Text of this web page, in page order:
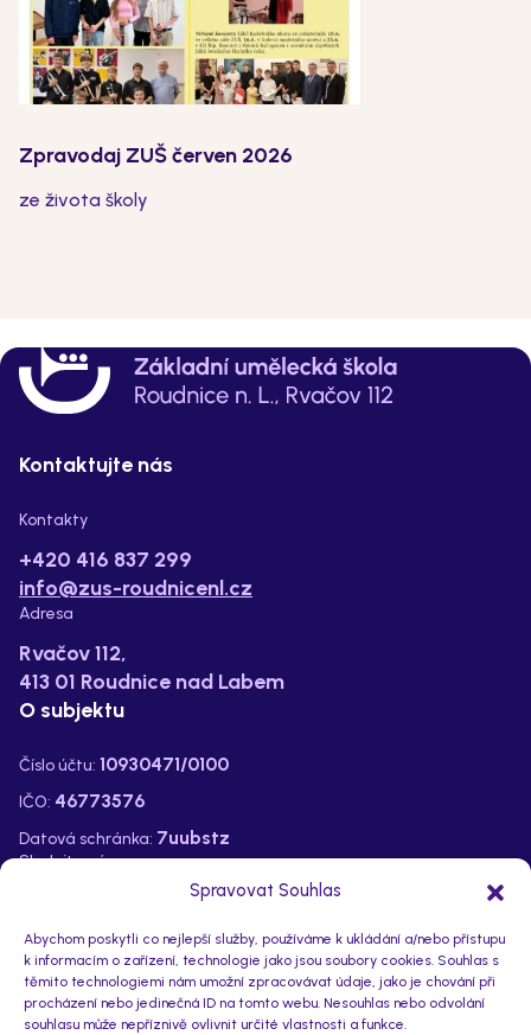
Spravovat Souhlas
Abychom poskytli co nejlepší služby, používáme k ukládání a/nebo přístupu
k informacím o zařízení, technologie jako jsou soubory cookies. Souhlas s
těmito technologiemi nám umožní zpracovávat údaje, jako je chování při
procházení nebo jedinečná ID na tomto webu. Nesouhlas nebo odvolání
souhlasu může nepříznivě ovlivnit určité vlastnosti a funkce.
Zpravodaj ZUŠ červen 2026
ze života školy
Sledujte nás na:
Kontaktujte nás
Kontakty
+420 416 837 299
info@zus-roudnicenl.cz
Adresa
Rvačov 112,
413 01 Roudnice nad Labem
O subjektu
Číslo účtu: 10930471/0100
IČO: 46773576
Datová schránka: 7uubstz